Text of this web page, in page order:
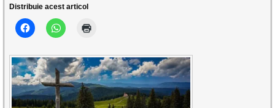
Distribuie acest articol